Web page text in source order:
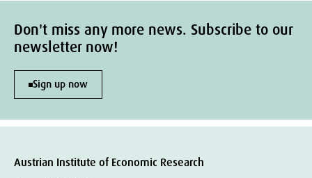
Don't miss any more news. Subscribe to our
newsletter now!
Sign up now
Austrian Institute of Economic Research